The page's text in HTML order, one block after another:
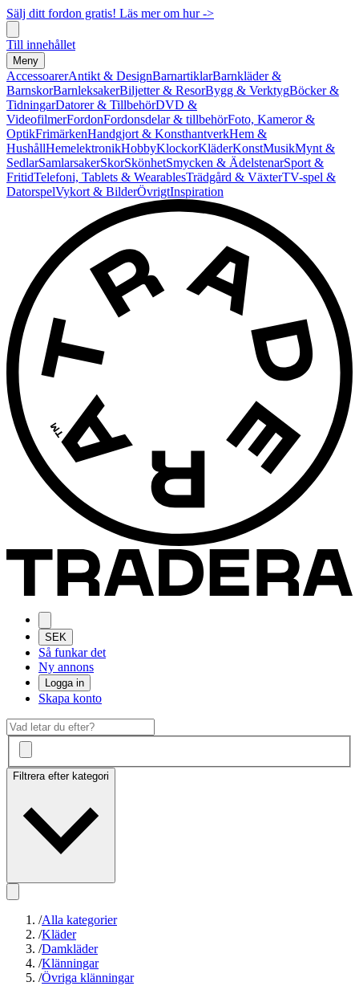
Sälj ditt fordon gratis! Läs mer om hur ->
Till innehållet
Meny
AccessoarerAntikt & DesignBarnartiklarBarnkläder &
BarnskorBarnleksakerBiljetter & ResorBygg & VerktygBöcker &
TidningarDatorer & TillbehörDVD &
VideofilmerFordonFordonsdelar & tillbehörFoto, Kameror &
OptikFrimärkenHandgjort & KonsthantverkHem &
HushållHemelektronikHobbyKlockorKläderKonstMusikMynt &
SedlarSamlarsakerSkorSkönhetSmycken & ÄdelstenarSport &
FritidTelefoni, Tablets & WearablesTrädgård & VäxterTV-spel &
DatorspelVykort & BilderÖvrigtInspiration
SEK
Så funkar det
Ny annons
Logga in
Skapa konto
Filtrera efter kategori
/Alla kategorier
/Kläder
/Damkläder
/Klänningar
/Övriga klänningar